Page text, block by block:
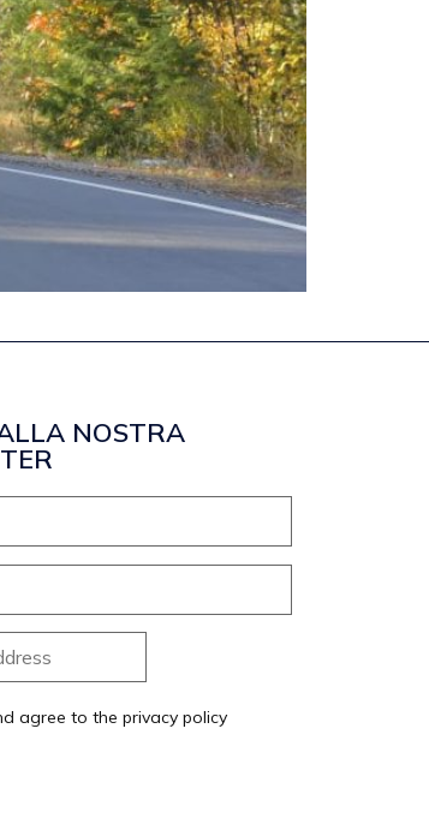
NOSTRA
agree to the privacy policy